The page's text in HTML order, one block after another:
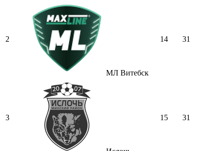
2
МЛ Витебск
14 31
3 15 31